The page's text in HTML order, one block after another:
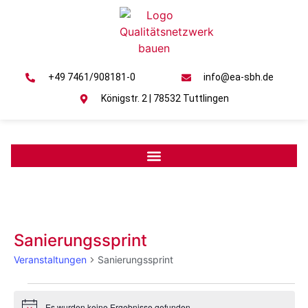
+49 7461/908181-0
info@ea-sbh.de
Königstr. 2 | 78532 Tuttlingen
Sanierungssprint
Veranstaltungen Sanierungssprint